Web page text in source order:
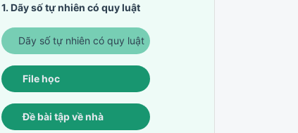
1. Dãy số tự nhiên có quy luật
Dãy số tự nhiên có quy luật
File học
Đề bài tập về nhà